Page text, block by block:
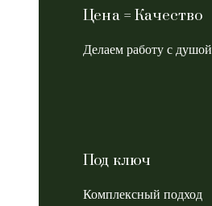
Цена = Качество
Делаем работу с душой
Под ключ
Комплексный подход